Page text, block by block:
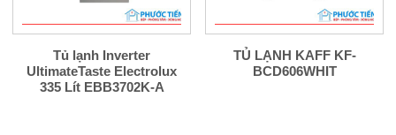
Tủ lạnh Inverter
UltimateTaste Electrolux
335 Lít EBB3702K-A
TỦ LẠNH KAFF KF-
BCD606WHIT